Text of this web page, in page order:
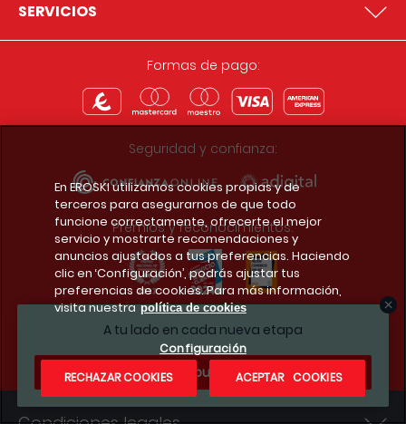
A tu lado en cada nueva etapa
¿Te apuntas?
SERVICIOS
Formas de pago:
Seguridad y confianza:
Premios y reconocimientos:
Descarga la app del club
En EROSKI utilizamos cookies propias y de
terceros para asegurarnos de que todo
funcione correctamente, ofrecerte el mejor
servicio y mostrarte recomendaciones y
anuncios ajustados a tus preferencias. Haciendo
clic en ‘Configuración’, podrás ajustar tus
preferencias de cookies. Para más información,
visita nuestra política de cookies
Configuración
RECHAZAR COOKIES
ACEPTAR COOKIES